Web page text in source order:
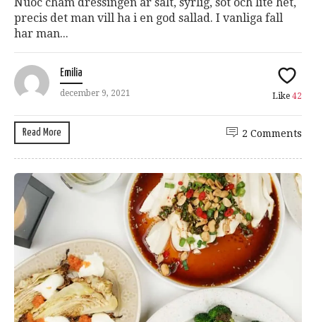
Nuoc cham dressingen är salt, syrlig, söt och lite het,
precis det man vill ha i en god sallad. I vanliga fall
har man...
Emilia
december 9, 2021 Like 42
Read More 2 Comments